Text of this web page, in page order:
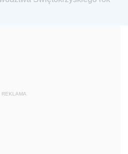
Edukacji i Nauki
REKLAMA